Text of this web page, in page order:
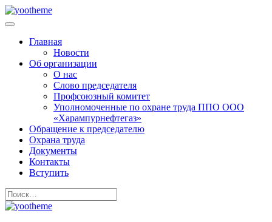
Главная
Новости
Об организации
О нас
Слово председателя
Профсоюзный комитет
Уполномоченные по охране труда ППО ООО
«Харампурнефтегаз»
Обращение к председателю
Охрана труда
Документы
Контакты
Вступить